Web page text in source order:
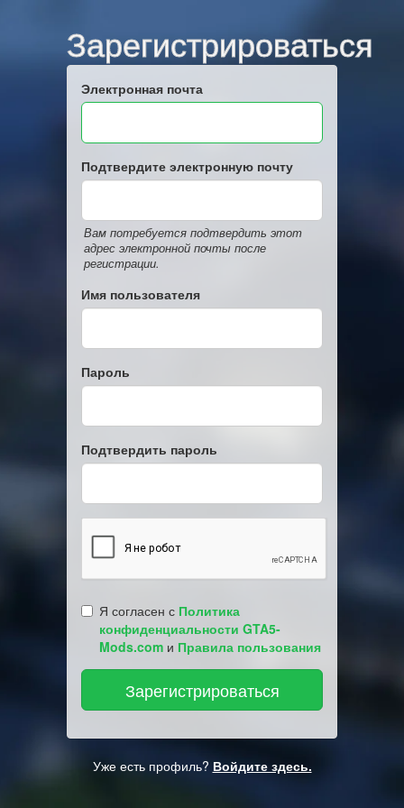
Зарегистрироваться
Электронная почта
Подтвердите электронную почту
Вам потребуется подтвердить этот
адрес электронной почты после
регистрации.
Имя пользователя
Пароль
Подтвердить пароль
Я согласен с Политика
конфиденциальности GTA5-
Mods.com и Правила пользования
Уже есть профиль? Войдите здесь.